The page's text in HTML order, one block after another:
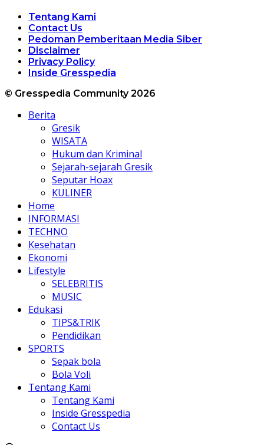
Tentang Kami
Contact Us
Pedoman Pemberitaan Media Siber
Disclaimer
Privacy Policy
Inside Gresspedia
© Gresspedia Community 2026
Berita
Gresik
WISATA
Hukum dan Kriminal
Sejarah-sejarah Gresik
Seputar Hoax
KULINER
Home
INFORMASI
TECHNO
Kesehatan
Ekonomi
Lifestyle
SELEBRITIS
MUSIC
Edukasi
TIPS&TRIK
Pendidikan
SPORTS
Sepak bola
Bola Voli
Tentang Kami
Tentang Kami
Inside Gresspedia
Contact Us